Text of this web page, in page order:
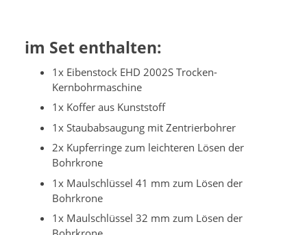
im Set enthalten:
1x Eibenstock EHD 2002S Trocken-
Kernbohrmaschine
1x Koffer aus Kunststoff
1x Staubabsaugung mit Zentrierbohrer
2x Kupferringe zum leichteren Lösen der
Bohrkrone
1x Maulschlüssel 41 mm zum Lösen der
Bohrkrone
1x Maulschlüssel 32 mm zum Lösen der